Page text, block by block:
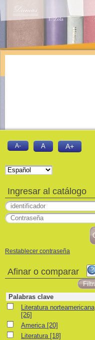
A- A A+
Ingresar al catálogo
Restablecer contraseña
Afinar o comparar
Palabras clave
Literatura norteamericana
Literatura norteamericana
[26]
AmericaAmerica [20]
LiteraturaLiteratura [18]